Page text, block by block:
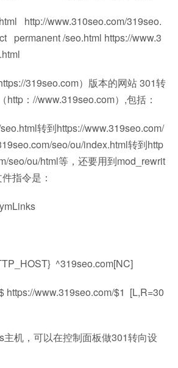
http://www.310seo.com/319seo.
/seo.html https://www.3
319seo.com）版本的网站 301转
http：//www.319seo.com）,包括：
转到https://www.319seo.com/
seo/ou/index.html转到http
seo/ou/html等，还要用到mod_rewrit
指令是：
^319seo.com[NC]
https://www.319seo.com/$1 [L,R=30
机，可以在控制面板做301转向设